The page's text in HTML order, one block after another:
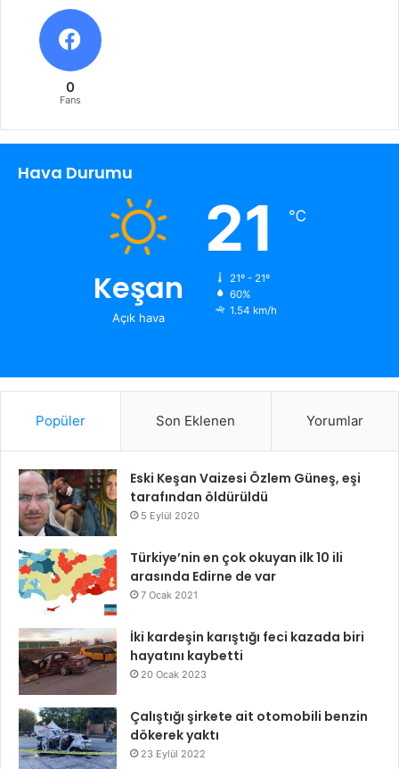
0
Fans
Hava Durumu
Keşan
Açık hava
21 ℃
21º - 21º
60%
1.54 km/h
Popüler Son Eklenen Yorumlar
Eski Keşan Vaizesi Özlem Güneş, eşi
tarafından öldürüldü
5 Eylül 2020
Türkiye’nin en çok okuyan ilk 10 ili
arasında Edirne de var
7 Ocak 2021
İki kardeşin karıştığı feci kazada biri
hayatını kaybetti
20 Ocak 2023
Çalıştığı şirkete ait otomobili benzin
dökerek yaktı
23 Eylül 2022